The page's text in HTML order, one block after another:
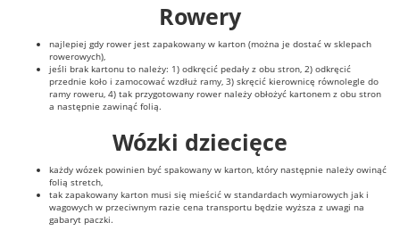
Rowery
najlepiej gdy rower jest zapakowany w karton (można je dostać w sklepach
rowerowych),
jeśli brak kartonu to należy: 1) odkręcić pedały z obu stron, 2) odkręcić
przednie koło i zamocować wzdłuż ramy, 3) skręcić kierownicę równolegle do
ramy roweru, 4) tak przygotowany rower należy obłożyć kartonem z obu stron
a następnie zawinąć folią.
Wózki dziecięce
każdy wózek powinien być spakowany w karton, który następnie należy owinąć
folią stretch,
tak zapakowany karton musi się mieścić w standardach wymiarowych jak i
wagowych w przeciwnym razie cena transportu będzie wyższa z uwagi na
gabaryt paczki.